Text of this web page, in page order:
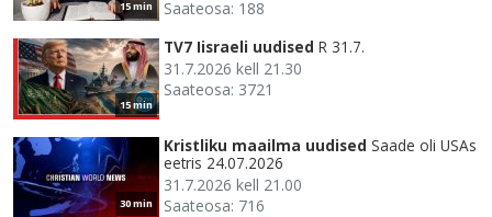
15 min
Saateosa: 188
15 min
TV7 Iisraeli uudised R 31.7.
31.7.2026 kell 21.30
Saateosa: 3721
30 min
Kristliku maailma uudised Saade oli USAs
eetris 24.07.2026
31.7.2026 kell 21.00
Saateosa: 716